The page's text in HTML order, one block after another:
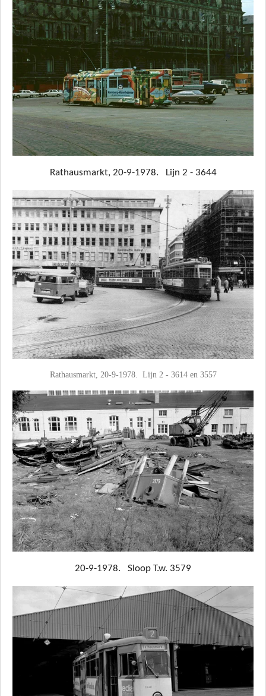
Rathausmarkt, 20-9-1978. Lijn 2 - 3644
Rathausmarkt, 20-9-1978. Lijn 2 - 3614 en 3557
20-9-1978. Sloop T.w. 3579